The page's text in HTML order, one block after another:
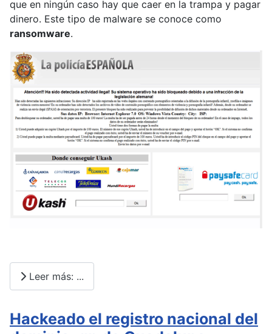
que en ningún caso hay que caer en la trampa y pagar
dinero. Este tipo de malware se conoce como
ransomware.
Leer más: ...
Hackeado el registro nacional del